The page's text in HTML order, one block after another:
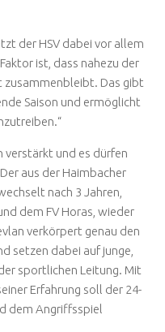
der HSV dabei vor allem
ist, dass nahezu der
Das gibt
Saison und ermöglicht
verstärkt und es dürfen
aus der Haimbacher
nach 3 Jahren,
dem FV Horas, wieder
verkörpert genau den
setzen dabei auf junge,
sportlichen Leitung. Mit
Erfahrung soll der 24-
dem Angriffsspiel